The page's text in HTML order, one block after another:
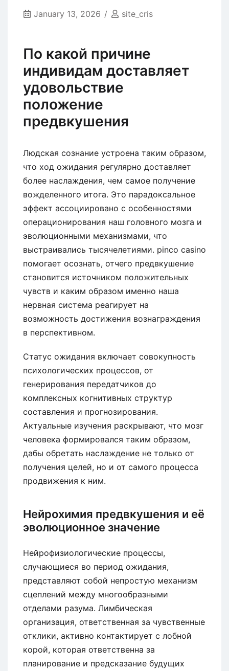
January 13, 2026 site_cris
По какой причине
индивидам доставляет
удовольствие
положение
предвкушения
Людская сознание устроена таким образом,
что ход ожидания регулярно доставляет
более наслаждения, чем самое получение
вожделенного итога. Это парадоксальное
эффект ассоциировано с особенностями
операционирования наш головного мозга и
эволюционными механизмами, что
выстраивались тысячелетиями. pinco casino
помогает осознать, отчего предвкушение
становится источником положительных
чувств и каким образом именно наша
нервная система реагирует на
возможность достижения вознаграждения
в перспективном.
Статус ожидания включает совокупность
психологических процессов, от
генерирования передатчиков до
комплексных когнитивных структур
составления и прогнозирования.
Актуальные изучения раскрывают, что мозг
человека формировался таким образом,
дабы обретать наслаждение не только от
получения целей, но и от самого процесса
продвижения к ним.
Нейрохимия предвкушения и её
эволюционное значение
Нейрофизиологические процессы,
случающиеся во период ожидания,
представляют собой непростую механизм
сцеплений между многообразными
отделами разума. Лимбическая
организация, ответственная за чувственные
отклики, активно контактирует с лобной
корой, которая ответственна за
планирование и предсказание будущих